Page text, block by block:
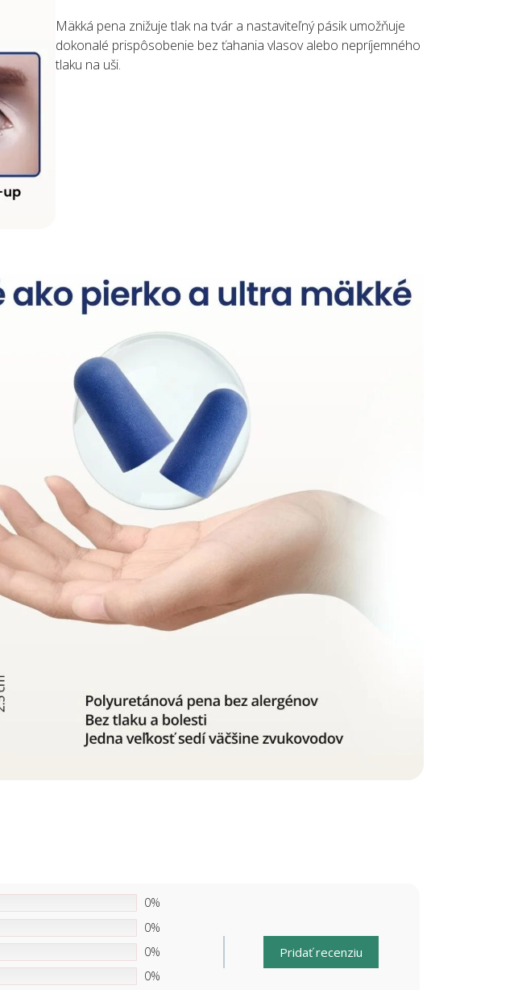
Mäkká pena znižuje tlak na tvár a nastaviteľný pásik umožňuje
dokonalé prispôsobenie bez ťahania vlasov alebo nepríjemného
tlaku na uši.
0%
0%
0%
0%
Pridať recenziu